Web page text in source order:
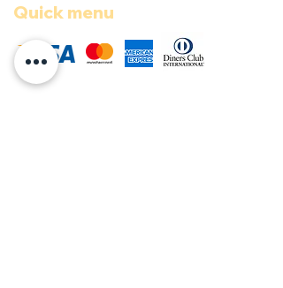
Quick menu